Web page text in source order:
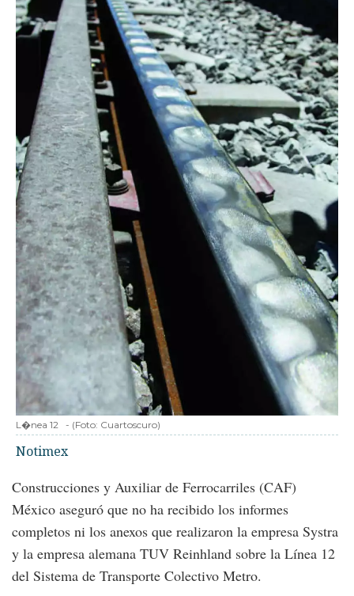
L�nea 12 - (Foto: Cuartoscuro)
Notimex
Construcciones y Auxiliar de Ferrocarriles (CAF)
México aseguró que no ha recibido los informes
completos ni los anexos que realizaron la empresa Systra
y la empresa alemana TUV Reinhland sobre la Línea 12
del Sistema de Transporte Colectivo Metro.